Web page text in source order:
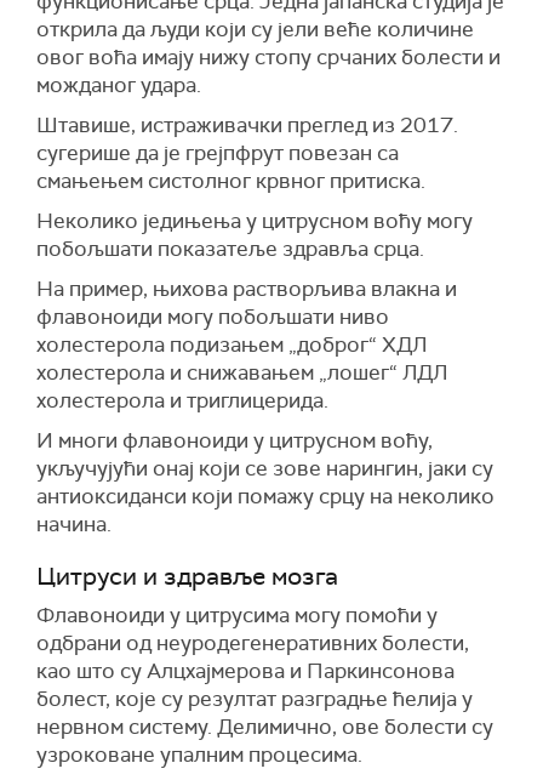
открила да људи који су јели веће количине
овог воћа имају нижу стопу срчаних болести и
можданог удара.
Штавише, истраживачки преглед из 2017.
сугерише да је грејпфрут повезан са
смањењем систолног крвног притиска.
Неколико једињења у цитрусном воћу могу
побољшати показатеље здравља срца.
На пример, њихова растворљива влакна и
флавоноиди могу побољшати ниво
холестерола подизањем „доброг“ ХДЛ
холестерола и снижавањем „лошег“ ЛДЛ
холестерола и триглицерида.
И многи флавоноиди у цитрусном воћу,
укључујући онај који се зове нарингин, јаки су
антиоксиданси који помажу срцу на неколико
начина.
Цитруси и здравље мозга
Флавоноиди у цитрусима могу помоћи у
одбрани од неуродегенеративних болести,
као што су Алцхајмерова и Паркинсонова
болест, које су резултат разградње ћелија у
нервном систему. Делимично, ове болести су
узроковане упалним процесима.